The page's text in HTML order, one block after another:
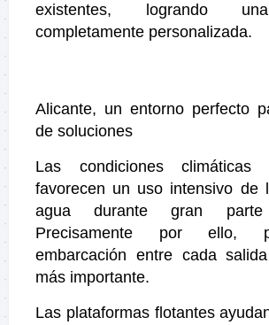
existentes, logrando
completamente personalizada.
Alicante, un entorno perfecto
de soluciones
Las condiciones climáticas
favorecen un uso intensivo de
agua durante gran
Precisamente por ello,
embarcación entre cada
más importante.
Las plataformas flotantes